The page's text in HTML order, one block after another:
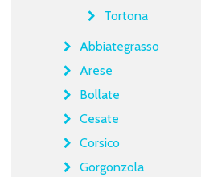
Tortona
Abbiategrasso
Arese
Bollate
Cesate
Corsico
Gorgonzola